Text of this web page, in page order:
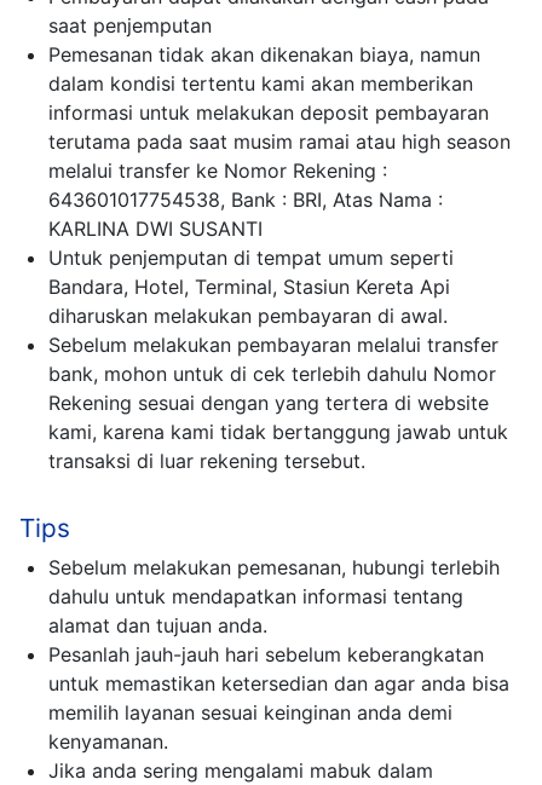
saat penjemputan
Pemesanan tidak akan dikenakan biaya, namun
dalam kondisi tertentu kami akan memberikan
informasi untuk melakukan deposit pembayaran
terutama pada saat musim ramai atau high season
melalui transfer ke Nomor Rekening :
643601017754538, Bank : BRI, Atas Nama :
KARLINA DWI SUSANTI
Untuk penjemputan di tempat umum seperti
Bandara, Hotel, Terminal, Stasiun Kereta Api
diharuskan melakukan pembayaran di awal.
Sebelum melakukan pembayaran melalui transfer
bank, mohon untuk di cek terlebih dahulu Nomor
Rekening sesuai dengan yang tertera di website
kami, karena kami tidak bertanggung jawab untuk
transaksi di luar rekening tersebut.
Tips
Sebelum melakukan pemesanan, hubungi terlebih
dahulu untuk mendapatkan informasi tentang
alamat dan tujuan anda.
Pesanlah jauh-jauh hari sebelum keberangkatan
untuk memastikan ketersedian dan agar anda bisa
memilih layanan sesuai keinginan anda demi
kenyamanan.
Jika anda sering mengalami mabuk dalam